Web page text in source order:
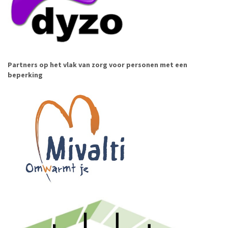
Partners op het vlak van zorg voor personen met een
beperking